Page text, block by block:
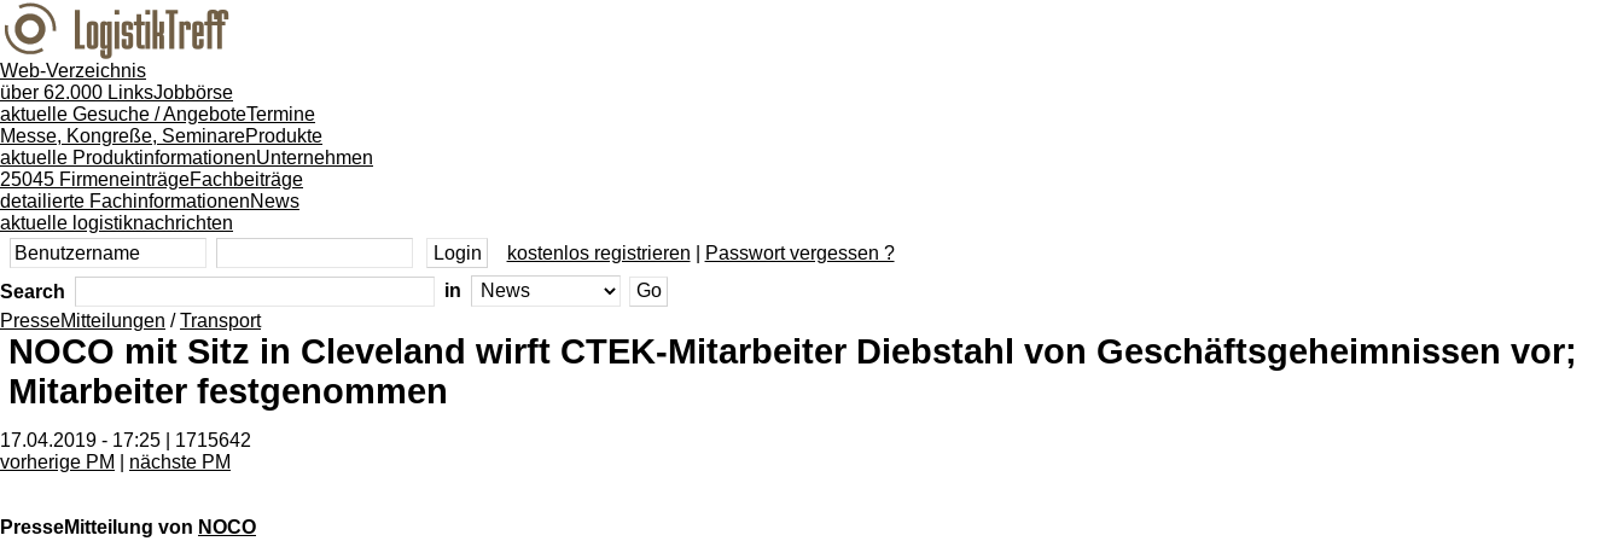
Web-Verzeichnis
über 62.000 LinksJobbörse
aktuelle Gesuche / AngeboteTermine
Messe, Kongreße, SeminareProdukte
aktuelle ProduktinformationenUnternehmen
25045 FirmeneinträgeFachbeiträge
detailierte FachinformationenNews
aktuelle logistiknachrichten
kostenlos registrieren
Passwort vergessen ?
Search
in
PresseMitteilungen /Transport
NOCO mit Sitz in Cleveland wirft CTEK-Mitarbeiter Diebstahl von Geschäftsgeheimnissen vor;
Mitarbeiter festgenommen
17.04.2019 - 17:25 | 1715642
vorherige PM
nächste PM
PresseMitteilung von NOCO